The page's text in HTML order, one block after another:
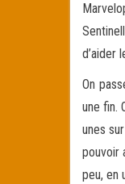
d’aider
On
une fin.
unes
pouvoir
peu, en